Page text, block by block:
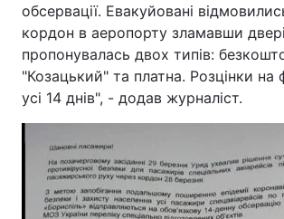
обсервації. Евакуйовані
кордон в аеропорту зламавши
пропонувалась двох типів:
"Козацький" та платна. Розцінки на
усі 14 днів", - додав журналіст.